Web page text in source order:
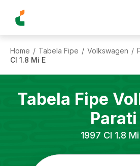
Home / Tabela Fipe / Volkswagen /
Cl 1.8 Mi E
Tabela Fipe
Parati
1997 Cl 1.8 Mi